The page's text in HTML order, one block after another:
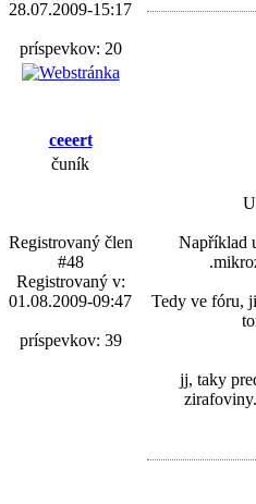
28.07.2009-15:17
príspevkov: 20
ceeert
čuník
Registrovaný člen
#48
Registrovaný v:
01.08.2009-09:47
príspevkov: 39
Například
Tedy ve fóru,
jj, taky